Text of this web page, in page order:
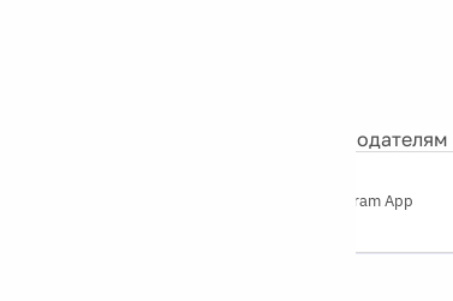
Рекламодателям
Telegram App